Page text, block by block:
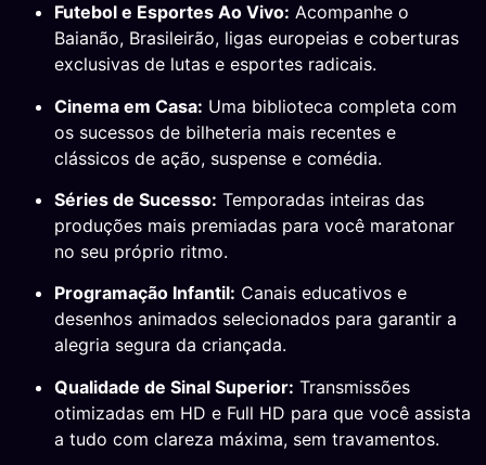
Futebol e Esportes Ao Vivo: Acompanhe o
Baianão, Brasileirão, ligas europeias e coberturas
exclusivas de lutas e esportes radicais.
Cinema em Casa: Uma biblioteca completa com
os sucessos de bilheteria mais recentes e
clássicos de ação, suspense e comédia.
Séries de Sucesso: Temporadas inteiras das
produções mais premiadas para você maratonar
no seu próprio ritmo.
Programação Infantil: Canais educativos e
desenhos animados selecionados para garantir a
alegria segura da criançada.
Qualidade de Sinal Superior: Transmissões
otimizadas em HD e Full HD para que você assista
a tudo com clareza máxima, sem travamentos.